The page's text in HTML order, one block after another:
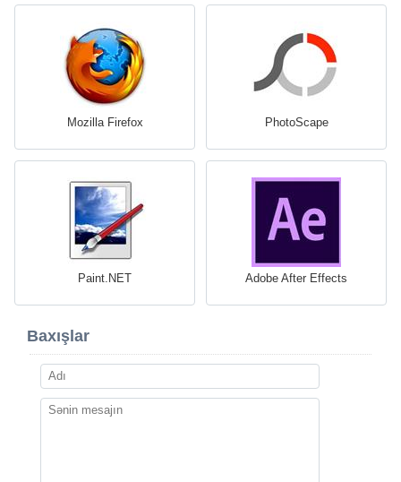
Mozilla Firefox PhotoScape
Paint.NET Adobe After Effects
Baxışlar